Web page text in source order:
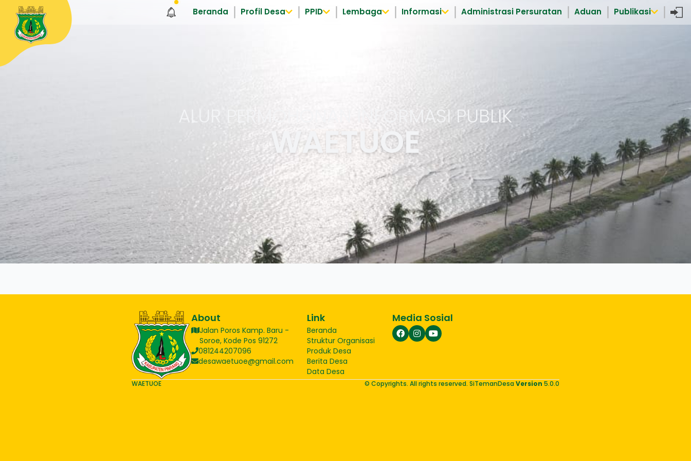
Beranda Profil Desa PPID Lembaga Informasi Administrasi Persuratan Aduan Publikasi
ALUR PERMOHONAN INFORMASI PUBLIK
WAETUOE
About
Jalan Poros Kamp. Baru -
Soroe, Kode Pos 91272
081244207096
desawaetuoe@gmail.com
Link
Beranda
Struktur Organisasi
Produk Desa
Berita Desa
Data Desa
Media Sosial
WAETUOE © Copyrights. All rights reserved. SiTemanDesaVersion 5.0.0